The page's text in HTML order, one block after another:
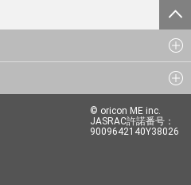
© oricon ME inc.
JASRAC許諾番号：
9009642140Y38026